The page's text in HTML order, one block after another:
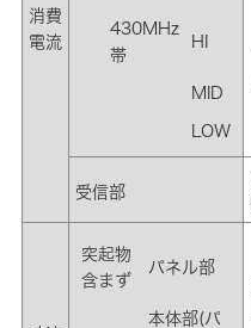
消費
電流
430MHz
帯
HI
MID
LOW
受信部
突起物
含まず
パネル部
本体部(パ